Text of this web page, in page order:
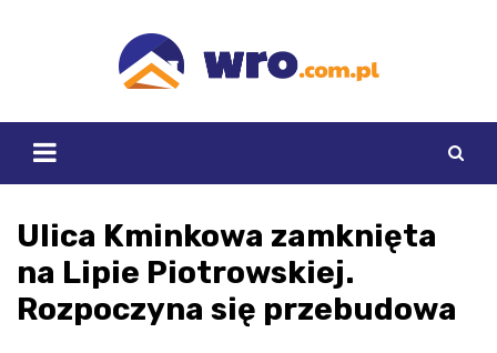
Ulica Kminkowa zamknięta
na Lipie Piotrowskiej.
Rozpoczyna się przebudowa